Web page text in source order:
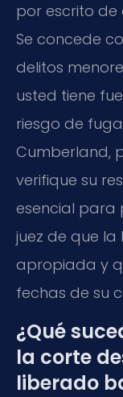
por escrito
Se concede
delitos
usted tiene
riesgo de
Cumberland,
verifique su
esencial para
juez de que
apropiada y
fechas de su
¿Qué
la corte
liberado